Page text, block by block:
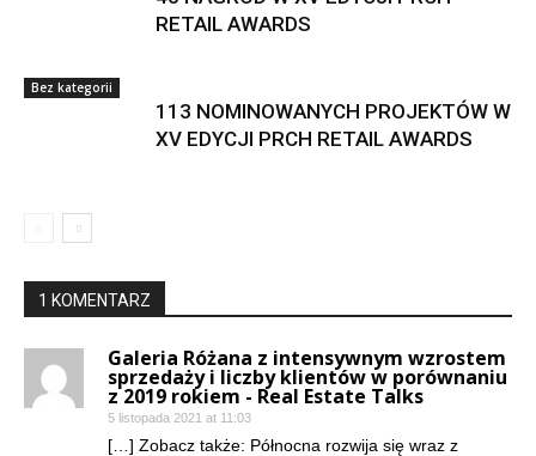
RETAIL AWARDS
Bez kategorii
113 NOMINOWANYCH PROJEKTÓW W
XV EDYCJI PRCH RETAIL AWARDS
1 KOMENTARZ
Galeria Różana z intensywnym wzrostem
sprzedaży i liczby klientów w porównaniu
z 2019 rokiem - Real Estate Talks
5 listopada 2021 at 11:03
[…] Zobacz także: Północna rozwija się wraz z